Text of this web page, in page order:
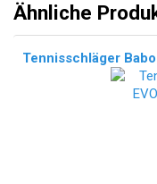
Ähnliche
Tennisschläger